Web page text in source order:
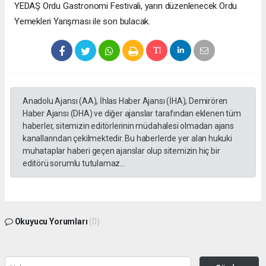
YEDAŞ Ordu Gastronomi Festivali, yarın düzenlenecek Ordu
Yemekleri Yarışması ile son bulacak.
Anadolu Ajansı (AA), İhlas Haber Ajansı (İHA), Demirören
Haber Ajansı (DHA) ve diğer ajanslar tarafından eklenen tüm
haberler, sitemizin editörlerinin müdahalesi olmadan ajans
kanallarından çekilmektedir. Bu haberlerde yer alan hukuki
muhataplar haberi geçen ajanslar olup sitemizin hiç bir
editörü sorumlu tutulamaz...
Okuyucu Yorumları (0)